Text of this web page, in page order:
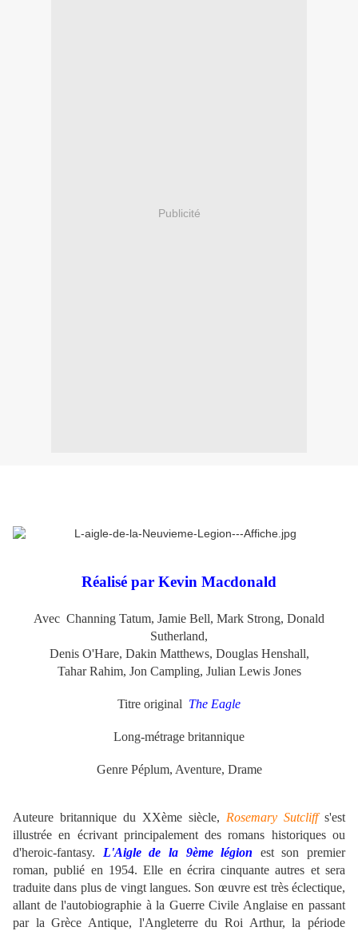
Publicité
Réalisé par Kevin Macdonald
Avec Channing Tatum, Jamie Bell, Mark Strong, Donald
Sutherland,
Denis O'Hare, Dakin Matthews, Douglas Henshall,
Tahar Rahim, Jon Campling, Julian Lewis Jones
Titre original The Eagle
Long-métrage britannique
Genre Péplum, Aventure, Drame
Auteure britannique du XXème siècle, Rosemary Sutcliffs'est
illustrée en écrivant principalement des romans historiques ou
d'heroic-fantasy. L'Aigle de la 9ème légion est son premier
roman, publié en 1954. Elle en écrira cinquante autres et sera
traduite dans plus de vingt langues. Son œuvre est très éclectique,
allant de l'autobiographie à la Guerre Civile Anglaise en passant
par la Grèce Antique, l'Angleterre du Roi Arthur, la période